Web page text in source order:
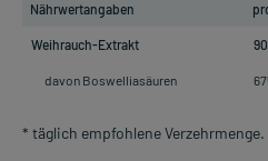
Nährwertangaben
Weihrauch-Extrakt
davon Boswelliasäuren
* täglich empfohlene Verzehrmenge.